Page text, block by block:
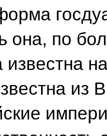
она, по
из